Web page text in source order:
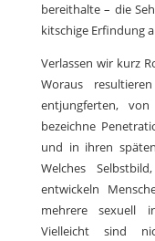
bereithalte – die
kitschige Erfindung
Verlassen wir kurz
Woraus
entjungferten,
bezeichne
und in ihren
Welches
entwickeln
mehrere sexuell
Vielleicht sind